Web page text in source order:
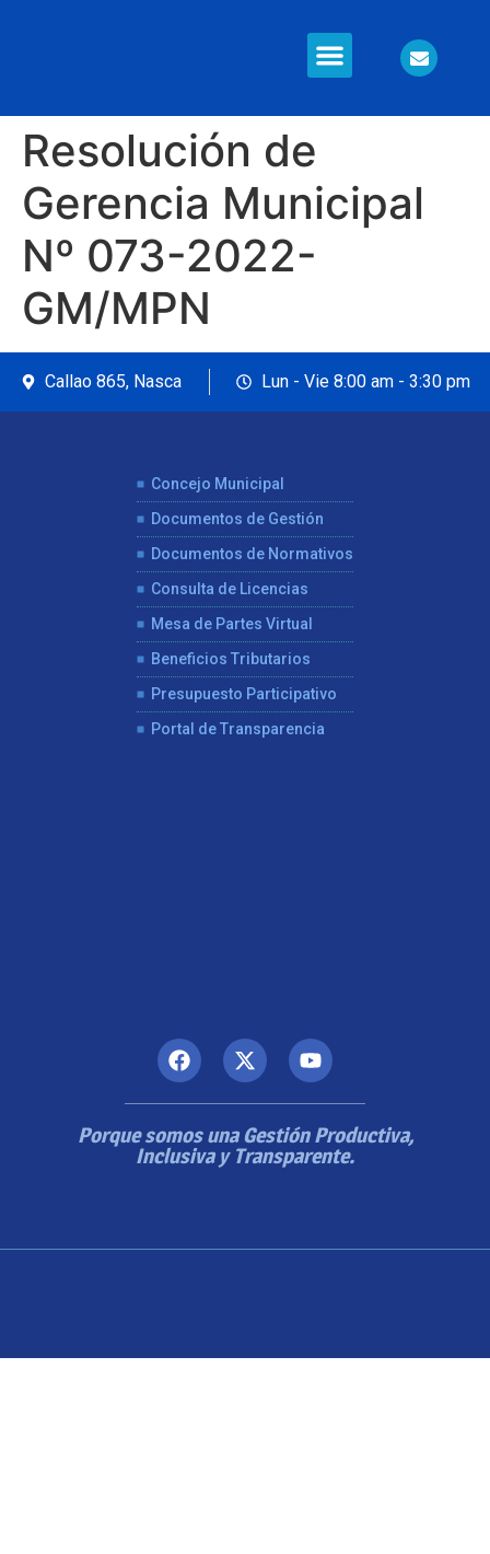
Resolución de
Gerencia Municipal
Nº 073-2022-
GM/MPN
Callao 865, Nasca Lun - Vie 8:00 am - 3:30 pm
Concejo Municipal
Documentos de Gestión
Documentos de Normativos
Consulta de Licencias
Mesa de Partes Virtual
Beneficios Tributarios
Presupuesto Participativo
Portal de Transparencia
Porque somos una Gestión Productiva,
Inclusiva y Transparente.